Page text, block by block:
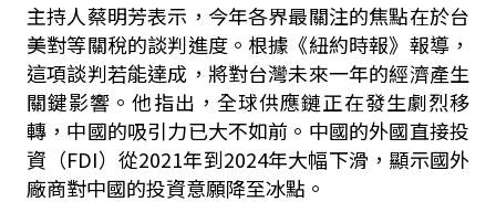
主持人蔡明芳表示，今年各界最關注的焦點在於台
美對等關稅的談判進度。根據《紐約時報》報導，
這項談判若能達成，將對台灣未來一年的經濟產生
關鍵影響。他指出，全球供應鏈正在發生劇烈移
轉，中國的吸引力已大不如前。中國的外國直接投
資（FDI）從2021年到2024年大幅下滑，顯示國外
廠商對中國的投資意願降至冰點。